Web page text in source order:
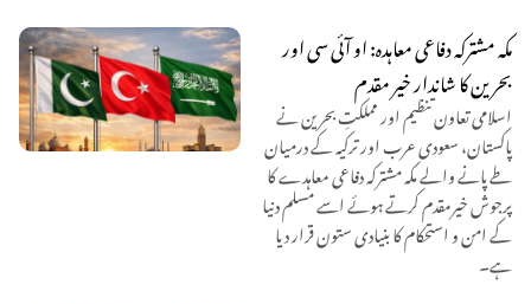
مکہ مشترکہ دفاعی معاہدہ: او آئی سی اور
بحرین کا شاندار خیر مقدم
اسلامی تعاون تنظیم اور مملکتِ بحرین نے
پاکستان، سعودی عرب اور ترکیہ کے درمیان
طے پانے والے مکہ مشترکہ دفاعی معاہدے کا
پرجوش خیرمقدم کرتے ہوئے اسے مسلم دنیا
کے امن و استحکام کا بنیادی ستون قرار دیا
ہے۔